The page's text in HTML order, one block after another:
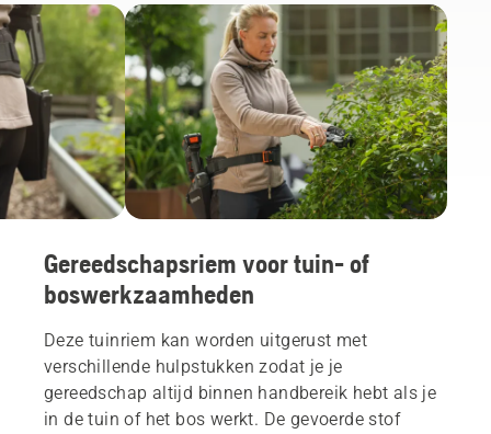
Gereedschapsriem voor tuin- of
boswerkzaamheden
Deze tuinriem kan worden uitgerust met
verschillende hulpstukken zodat je je
gereedschap altijd binnen handbereik hebt als je
in de tuin of het bos werkt. De gevoerde stof